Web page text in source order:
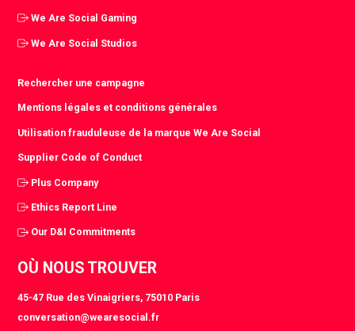
We Are Social Gaming
We Are Social Studios
Rechercher une campagne
Mentions légales et conditions générales
Utilisation frauduleuse de la marque We Are Social
Supplier Code of Conduct
Plus Company
Ethics Report Line
Our D&I Commitments
OÙ NOUS TROUVER
45-47 Rue des Vinaigriers, 75010 Paris
conversation@wearesocial.fr